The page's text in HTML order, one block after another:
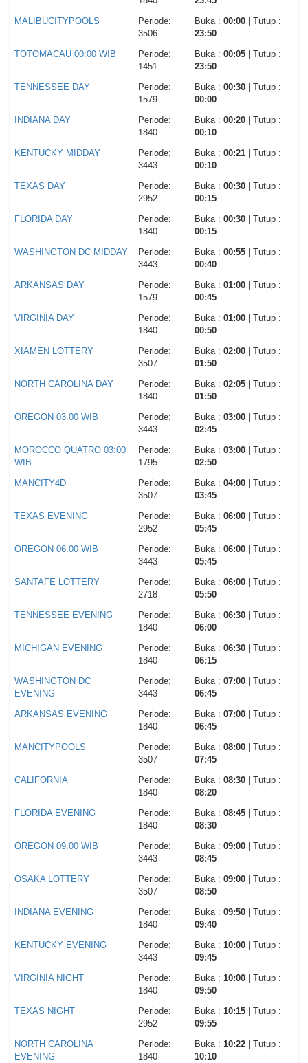
MALIBUCITYPOOLS
Periode:
3506
Buka : 00:00 | Tutup :
23:50
TOTOMACAU 00:00 WIB
Periode:
1451
Buka : 00:05 | Tutup :
23:50
TENNESSEE DAY
Periode:
1579
Buka : 00:30 | Tutup :
00:00
INDIANA DAY
Periode:
1840
Buka : 00:20 | Tutup :
00:10
KENTUCKY MIDDAY
Periode:
3443
Buka : 00:21 | Tutup :
00:10
TEXAS DAY
Periode:
2952
Buka : 00:30 | Tutup :
00:15
FLORIDA DAY
Periode:
1840
Buka : 00:30 | Tutup :
00:15
WASHINGTON DC MIDDAY
Periode:
3443
Buka : 00:55 | Tutup :
00:40
ARKANSAS DAY
Periode:
1579
Buka : 01:00 | Tutup :
00:45
VIRGINIA DAY
Periode:
1840
Buka : 01:00 | Tutup :
00:50
XIAMEN LOTTERY
Periode:
3507
Buka : 02:00 | Tutup :
01:50
NORTH CAROLINA DAY
Periode:
1840
Buka : 02:05 | Tutup :
01:50
OREGON 03.00 WIB
Periode:
3443
Buka : 03:00 | Tutup :
02:45
MOROCCO QUATRO 03:00
WIB
Periode:
1795
Buka : 03:00 | Tutup :
02:50
MANCITY4D
Periode:
3507
Buka : 04:00 | Tutup :
03:45
TEXAS EVENING
Periode:
2952
Buka : 06:00 | Tutup :
05:45
OREGON 06.00 WIB
Periode:
3443
Buka : 06:00 | Tutup :
05:45
SANTAFE LOTTERY
Periode:
2718
Buka : 06:00 | Tutup :
05:50
TENNESSEE EVENING
Periode:
1840
Buka : 06:30 | Tutup :
06:00
MICHIGAN EVENING
Periode:
1840
Buka : 06:30 | Tutup :
06:15
WASHINGTON DC
EVENING
Periode:
3443
Buka : 07:00 | Tutup :
06:45
ARKANSAS EVENING
Periode:
1840
Buka : 07:00 | Tutup :
06:45
MANCITYPOOLS
Periode:
3507
Buka : 08:00 | Tutup :
07:45
CALIFORNIA
Periode:
1840
Buka : 08:30 | Tutup :
08:20
FLORIDA EVENING
Periode:
1840
Buka : 08:45 | Tutup :
08:30
OREGON 09.00 WIB
Periode:
3443
Buka : 09:00 | Tutup :
08:45
OSAKA LOTTERY
Periode:
3507
Buka : 09:00 | Tutup :
08:50
INDIANA EVENING
Periode:
1840
Buka : 09:50 | Tutup :
09:40
KENTUCKY EVENING
Periode:
3443
Buka : 10:00 | Tutup :
09:45
VIRGINIA NIGHT
Periode:
1840
Buka : 10:00 | Tutup :
09:50
TEXAS NIGHT
Periode:
2952
Buka : 10:15 | Tutup :
09:55
NORTH CAROLINA
EVENING
Periode:
1840
Buka : 10:22 | Tutup :
10:10